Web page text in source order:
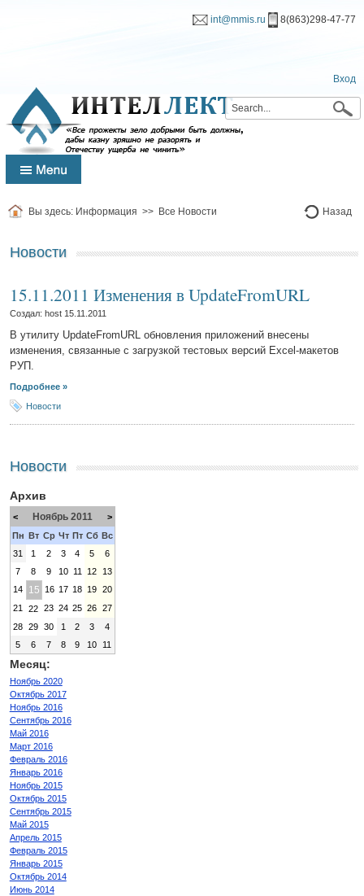
int@mmis.ru 8(863)298-47-77
Вход
Вы здесь: Информация >> Все Новости Назад
Новости
15.11.2011 Изменения в UpdateFromURL
Создал: host 15.11.2011
В утилиту UpdateFromURL обновления приложений внесены
изменения, связанные с загрузкой тестовых версий Excel-макетов
РУП.
Подробнее »
Новости
Новости
Архив
< Ноябрь 2011
>
Пн
Вт Ср Чт Пт Сб Вс
31
1 2 3 4 5
6
7
8 9 10 11 12
13
14
15 16 17 18 19 20
21
22 23 24 25 26 27
28
29 30 1 2 3
4
5
6 7 8 9 10 11
Месяц:
Ноябрь 2020
Октябрь 2017
Ноябрь 2016
Сентябрь 2016
Май 2016
Март 2016
Февраль 2016
Январь 2016
Ноябрь 2015
Октябрь 2015
Сентябрь 2015
Май 2015
Апрель 2015
Февраль 2015
Январь 2015
Октябрь 2014
Июнь 2014